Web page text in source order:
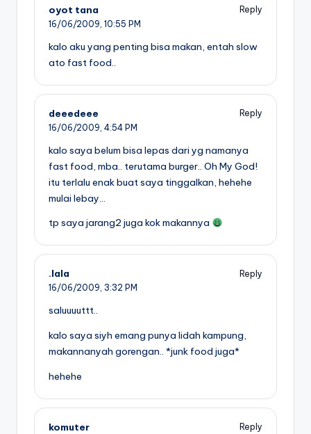
oyot tana
Reply
16/06/2009, 10:55 PM
kalo aku yang penting bisa makan, entah slow
ato fast food..
deeedeee
Reply
16/06/2009, 4:54 PM
kalo saya belum bisa lepas dari yg namanya
fast food, mba.. terutama burger.. Oh My God!
itu terlalu enak buat saya tinggalkan, hehehe
mulai lebay…
tp saya jarang2 juga kok makannya
.lala
Reply
16/06/2009, 3:32 PM
saluuuuttt..
kalo saya siyh emang punya lidah kampung,
makannanyah gorengan.. *junk food juga*
hehehe
komuter
Reply